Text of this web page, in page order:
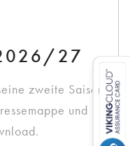
27
zweite Saison
und